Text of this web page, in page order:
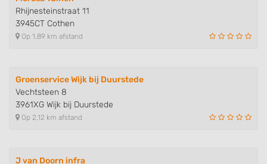
Rhijnesteinstraat 11
3945CT Cothen
Op 1,89 km afstand
Groenservice Wijk bij Duurstede
Vechtsteen 8
3961XG Wijk bij Duurstede
Op 2,12 km afstand
J van Doorn infra